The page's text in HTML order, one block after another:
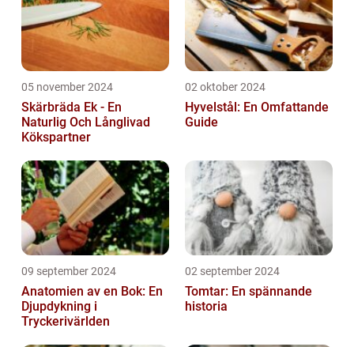
05 november 2024
Skärbräda Ek - En
Naturlig Och Långlivad
Kökspartner
02 oktober 2024
Hyvelstål: En Omfattande
Guide
09 september 2024
Anatomien av en Bok: En
Djupdykning i
Tryckerivärlden
02 september 2024
Tomtar: En spännande
historia